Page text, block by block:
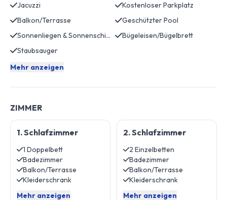
Jacuzzi
Kostenloser Parkplatz
Balkon/Terrasse
Geschützter Pool
Sonnenliegen & Sonnenschirme
Bügeleisen/Bügelbrett
Staubsauger
Mehr anzeigen
ZIMMER
1. Schlafzimmer
1 Doppelbett
Badezimmer
Balkon/Terrasse
Kleiderschrank
Mehr anzeigen
2. Schlafzimmer
2 Einzelbetten
Badezimmer
Balkon/Terrasse
Kleiderschrank
Mehr anzeigen